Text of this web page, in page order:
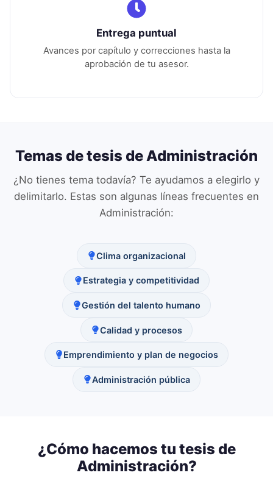
Entrega puntual
Avances por capítulo y correcciones hasta la
aprobación de tu asesor.
Temas de tesis deAdministración
¿No tienes tema todavía? Te ayudamos a elegirlo y
delimitarlo. Estas son algunas líneas frecuentes en
Administración:
Clima organizacional
Estrategia y competitividad
Gestión del talento humano
Calidad y procesos
Emprendimiento y plan de negocios
Administración pública
¿Cómo hacemos tu tesis de
Administración?